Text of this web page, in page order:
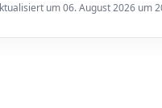
um 06. August 2026 um